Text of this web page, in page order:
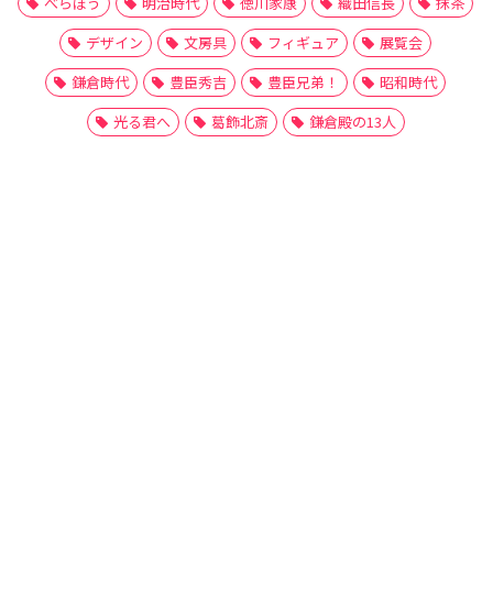
デザイン
文房具 フィギュア
展覧会
鎌倉時代
豊臣秀吉 豊臣兄弟！
昭和時代
光る君へ
葛飾北斎 鎌倉殿の13人